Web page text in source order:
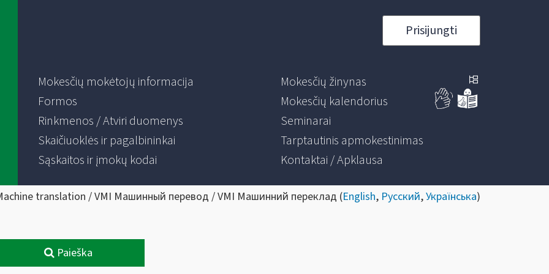
Prisijungti
Mokesčių mokėtojų informacija
Formos
Rinkmenos / Atviri duomenys
Skaičiuoklės ir pagalbininkai
Sąskaitos ir įmokų kodai
Mokesčių žinynas
Mokesčių kalendorius
Seminarai
Tarptautinis apmokestinimas
Kontaktai / Apklausa
translation / VMI Машинный перевод / VMI Машинний переклад (English, Русский,Українська)
Paieška